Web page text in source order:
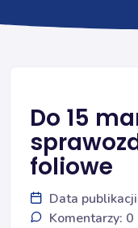
Do 15
foliowe
Data
Komentarzy: 0